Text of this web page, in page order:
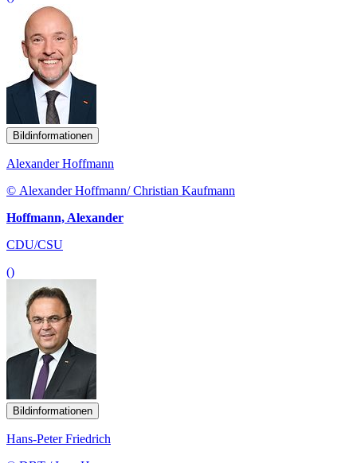
Bildinformationen
Alexander Hoffmann
© Alexander Hoffmann/ Christian Kaufmann
Hoffmann, Alexander
CDU/CSU
()
Bildinformationen
Hans-Peter Friedrich